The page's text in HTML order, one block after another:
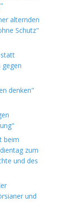
alternden
Schutz"
statt
gegen
denken"
beim
zum
und des
und